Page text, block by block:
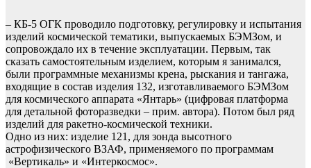
– КБ-5 ОГК проводило подготовку, регулировку и испытания
изделий космической тематики, выпускаемых БЭМЗом, и
сопровождало их в течение эксплуатации. Первым, так
сказать самостоятельным изделием, которым я занимался,
были программные механизмы крена, рыскания и тангажа,
входящие в состав изделия 132, изготавливаемого БЭМЗом
для космического аппарата «Янтарь» (цифровая платформа
для детальной фоторазведки – прим. автора). Потом был ряд
изделий для ракетно-космической техники.
Одно из них: изделие 121, для зонда высотного
астрофизического ВЗАФ, применяемого по программам
«Вертикаль» и «Интеркосмос».